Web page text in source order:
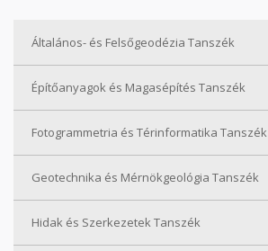
Általános- és Felsőgeodézia Tanszék
Építőanyagok és Magasépítés Tanszék
Fotogrammetria és Térinformatika Tanszék
Geotechnika és Mérnökgeológia Tanszék
Hidak és Szerkezetek Tanszék